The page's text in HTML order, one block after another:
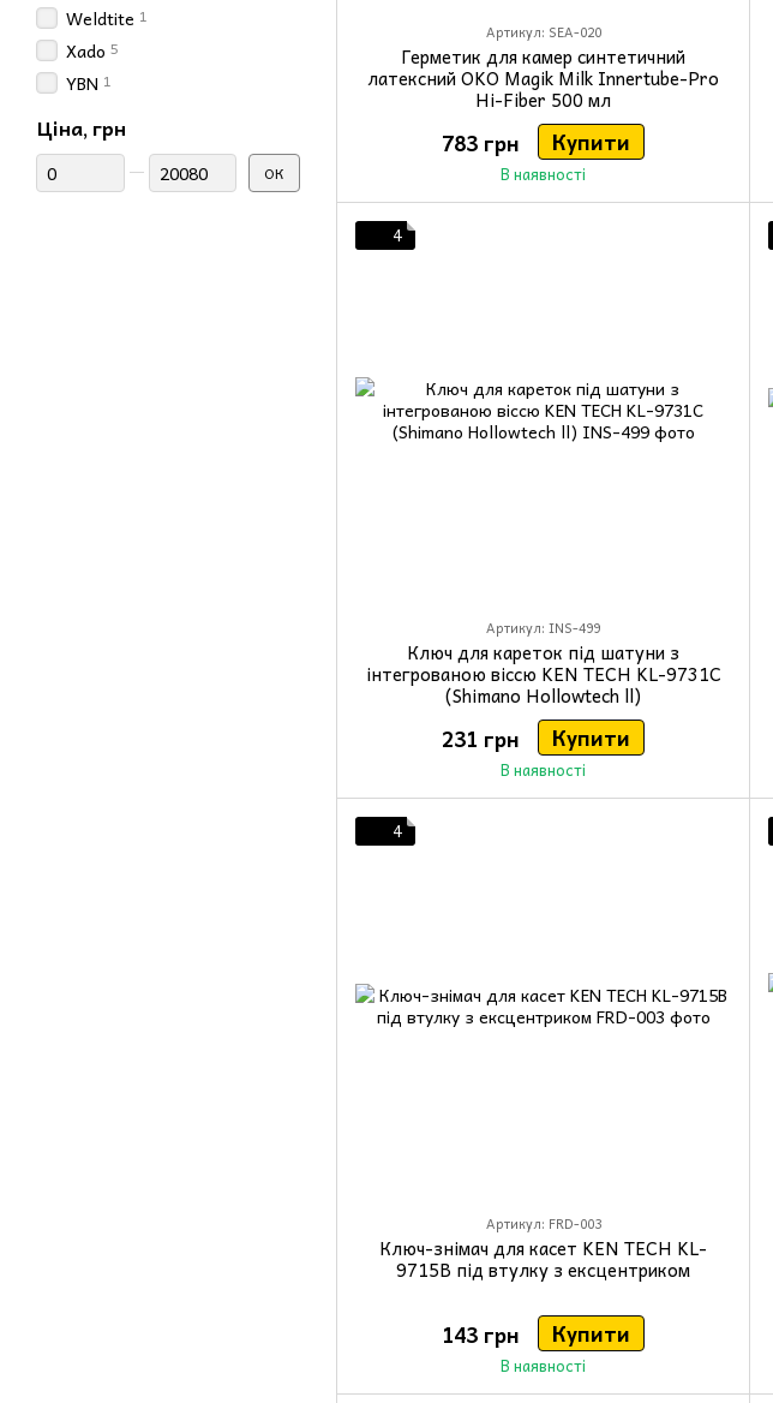
Артикул: SEA-020
Герметик для камер синтетичний
латексний OKO Magik Milk Innertube-Pro
Hi-Fiber 500 мл
783 грн Купити
В наявності
4
Артикул: INS-499
Ключ для кареток пiд шатуни з
iнтегрованою вiссю KEN TECH KL-9731С
(Shimano Hollowtech ll)
231 грн Купити
В наявності
4
Артикул: FRD-003
Ключ-знiмач для касет KEN TECH KL-
9715B пiд втулку з ексцентриком
143 грн Купити
В наявності
Weldtite 1
Xado 5
YBN 1
Ціна, грн
Від Ціна, грн
До Ціна, грн ОК